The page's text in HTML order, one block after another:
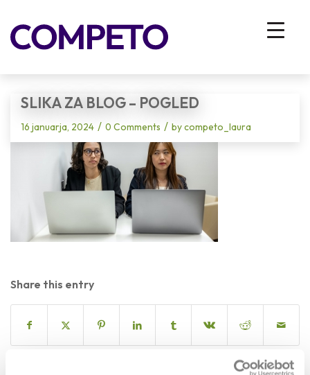
You are here: Home Vhodna stran
/
Dobro se poznati je profit zame kot tudi organizacijo
SLIKA ZA BLOG – POGLED
16 januarja, 2024 / 0 Comments / bycompeto_laura
Share this entry